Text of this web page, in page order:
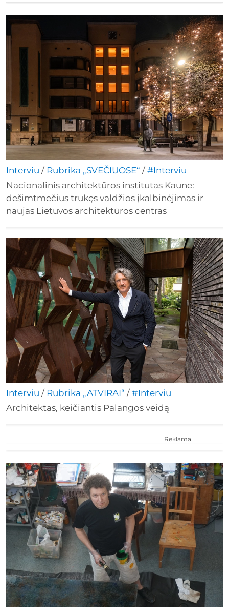
Interviu / Rubrika „SVEČIUOSE“ / #Interviu
Nacionalinis architektūros institutas Kaune:
dešimtmečius trukęs valdžios įkalbinėjimas ir
naujas Lietuvos architektūros centras
Interviu / Rubrika „ATVIRAI“ / #Interviu
Architektas, keičiantis Palangos veidą
Reklama